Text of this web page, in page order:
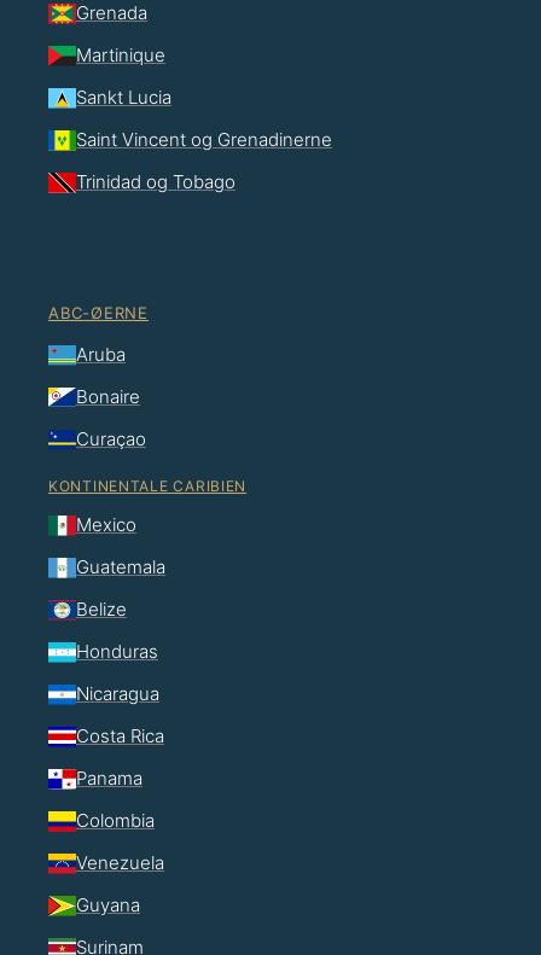
Grenada
Martinique
Sankt Lucia
Saint Vincent og Grenadinerne
Trinidad og Tobago
ABC-ØERNE
Aruba
Bonaire
Curaçao
KONTINENTALE CARIBIEN
Mexico
Guatemala
Belize
Honduras
Nicaragua
Costa Rica
Panama
Colombia
Venezuela
Guyana
Surinam